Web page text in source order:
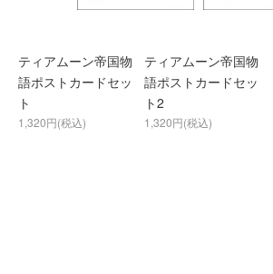
ティアムーン帝国物
語ポストカードセッ
ト
1,320円(税込)
ティアムーン帝国物
語ポストカードセッ
ト2
1,320円(税込)